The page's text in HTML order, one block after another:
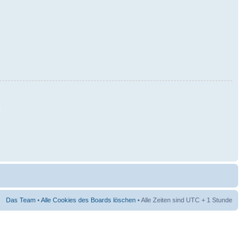
Das Team •Alle Cookies des Boards löschen • Alle Zeiten sind UTC + 1 Stunde